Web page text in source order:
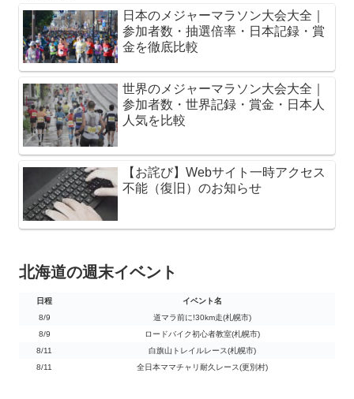
日本のメジャーマラソン大会大全｜
参加者数・抽選倍率・日本記録・賞
金を徹底比較
世界のメジャーマラソン大会大全｜
参加者数・世界記録・賞金・日本人
人気を比較
【お詫び】Webサイト一時アクセス
不能（復旧）のお知らせ
北海道の週末イベント
日程
イベント名
日程
イベント名
8/9
道マラ前に!30km走(札幌市)
8/9
ロードバイク初心者教室(札幌市)
8/11
白旗山トレイルレース(札幌市)
8/11
全日本ママチャリ耐久レース(更別村)